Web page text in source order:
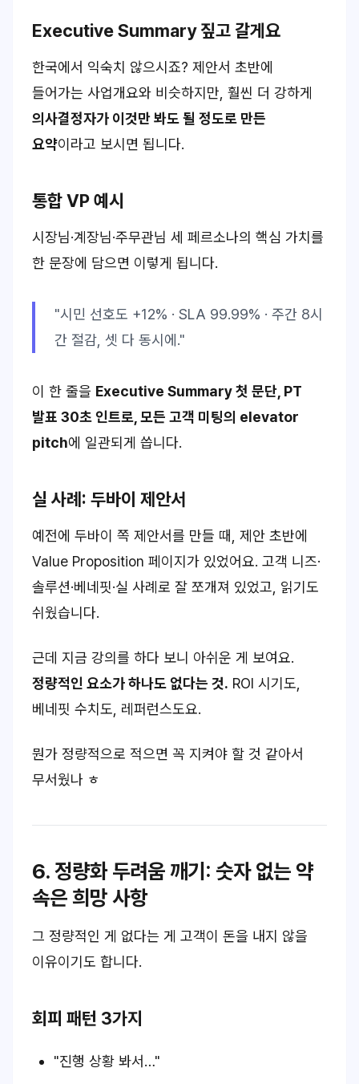
Executive Summary 짚고 갈게요
한국에서 익숙치 않으시죠? 제안서 초반에
들어가는 사업개요와 비슷하지만, 훨씬 더 강하게
의사결정자가 이것만 봐도 될 정도로 만든
요약이라고 보시면 됩니다.
통합 VP 예시
시장님·계장님·주무관님 세 페르소나의 핵심 가치를
한 문장에 담으면 이렇게 됩니다.
"시민 선호도 +12% · SLA 99.99% · 주간 8시
간 절감, 셋 다 동시에."
이 한 줄을 Executive Summary 첫 문단, PT
발표 30초 인트로, 모든 고객 미팅의 elevator
pitch에 일관되게 씁니다.
실 사례: 두바이 제안서
예전에 두바이 쪽 제안서를 만들 때, 제안 초반에
Value Proposition 페이지가 있었어요. 고객 니즈·
솔루션·베네핏·실 사례로 잘 쪼개져 있었고, 읽기도
쉬웠습니다.
근데 지금 강의를 하다 보니 아쉬운 게 보여요.
정량적인 요소가 하나도 없다는 것. ROI 시기도,
베네핏 수치도, 레퍼런스도요.
뭔가 정량적으로 적으면 꼭 지켜야 할 것 같아서
무서웠나 ㅎ
6. 정량화 두려움 깨기: 숫자 없는 약
속은 희망 사항
그 정량적인 게 없다는 게 고객이 돈을 내지 않을
이유이기도 합니다.
회피 패턴 3가지
"진행 상황 봐서…"